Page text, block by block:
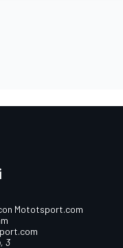
Mototsport.com
3